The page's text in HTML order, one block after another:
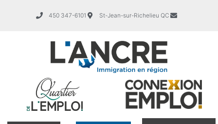
450 347-6101 St-Jean-sur-Richelieu QC